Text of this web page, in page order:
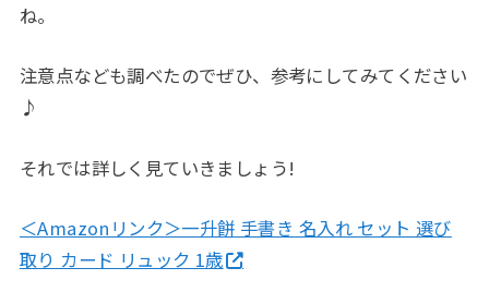
ね。
注意点なども調べたのでぜひ、参考にしてみてください
♪
それでは詳しく見ていきましょう!
＜Amazonリンク＞一升餅 手書き 名入れ セット 選び
取り カード リュック 1歳